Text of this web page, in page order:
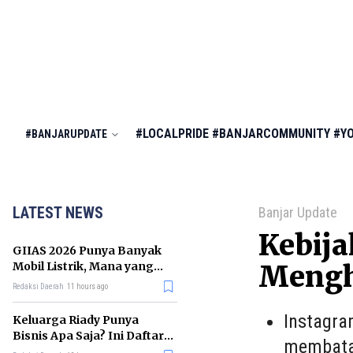
#BANJARUPDATE #LOCALPRIDE #BANJARCOMMUNITY
LATEST NEWS
GIIAS 2026 Punya Banyak
Mobil Listrik, Mana yang
Cocok untuk Gaji Rp10 Juta?
Redaksi Daerah 11 hours ago
Keluarga Riady Punya
Bisnis Apa Saja? Ini Daftar
Banjar Update